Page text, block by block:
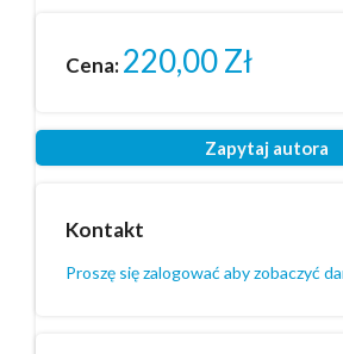
Cena:220,00Zł
Zapytaj autora
Kontakt
Proszę się zalogować aby zobaczyć